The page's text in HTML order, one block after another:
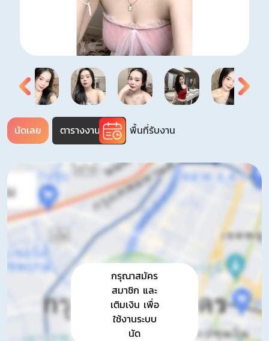
นัดเลย ตารางงาน พื้นที่รับงาน
กรุณาสมัคร
สมาชิก และ
เติมเงิน เพื่อ
ใช้งานระบบ
นัด